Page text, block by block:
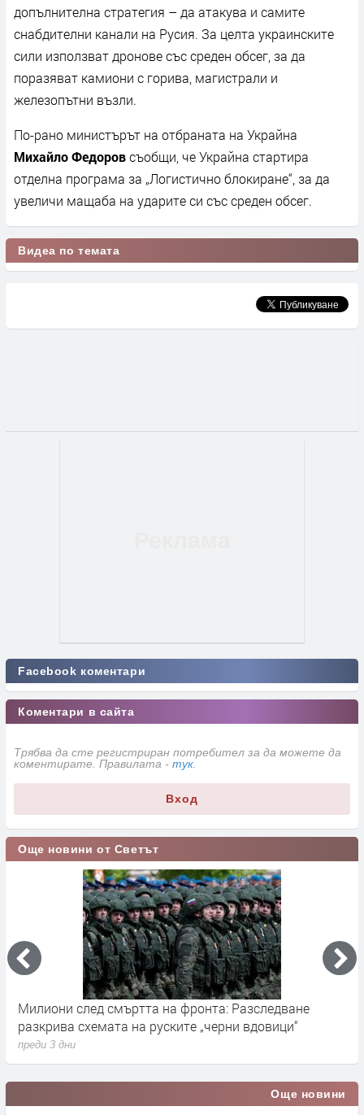
допълнителна стратегия – да атакува и самите
снабдителни канали на Русия. За целта украинските
сили използват дронове със среден обсег, за да
поразяват камиони с горива, магистрали и
железопътни възли.
По-рано министърът на отбраната на Украйна
Михайло Федоровсъобщи, че Украйна стартира
отделна програма за „Логистично блокиране“, за да
увеличи мащаба на ударите си със среден обсег.
Видеа по темата
Facebook коментари
Коментари в сайта
Трябва да сте регистриран потребител за да можете да
коментирате. Правилата - тук.
Вход
Още новини от Светът
Разследване
вдовици“
Германските служби разследват
влияние върху местния вот през
Още новини